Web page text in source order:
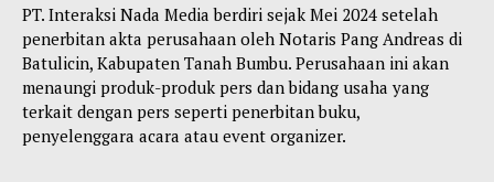
PT. Interaksi Nada Media berdiri sejak Mei 2024 setelah
penerbitan akta perusahaan oleh Notaris Pang Andreas di
Batulicin, Kabupaten Tanah Bumbu. Perusahaan ini akan
menaungi produk-produk pers dan bidang usaha yang
terkait dengan pers seperti penerbitan buku,
penyelenggara acara atau event organizer.